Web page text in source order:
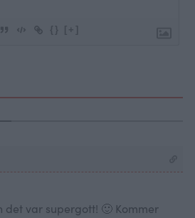
{} [+]
det var supergott! 🙂 Kommer